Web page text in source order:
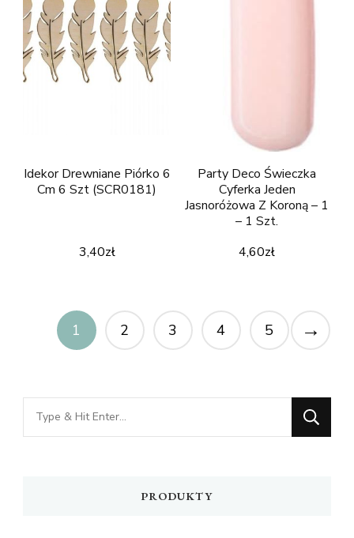
Idekor Drewniane Piórko 6
Cm 6 Szt (SCR0181)
3,40zł
Party Deco Świeczka
Cyferka Jeden
Jasnoróżowa Z Koroną – 1
– 1 Szt.
4,60zł
1 2 3 4 5 →
Looking
for
PRODUKTY